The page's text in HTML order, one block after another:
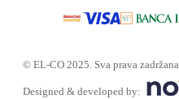
© EL-CO 2025. Sva prava zadržana.
Designed & developed by: